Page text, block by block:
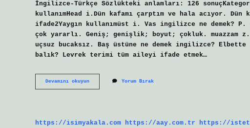
İngilizce-Türkçe Sözlükteki anlamları: 126
kullanımHead i.Dün kafamı çarptım ve hala acıyor.
ifade2Yaygın kullanımüst i. Vas ingilizce ne demek?
çok yararlı. Geniş; genişlik; boyut; çokluk.
uçsuz bucaksız. Baş üstüne ne demek ingilizce?
balık? Levrek terimi tüm aileyi ifade etmek…
Devamını okuyunIngilizce
Bas
Yorum Bırak
https://isimyakala.com https://aay.com.tr https://